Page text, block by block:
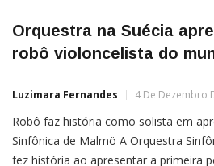
Orquestra na Suécia
robô violoncelista do
Luzimara Fernandes 4 De Dezembro
Robô faz história como solista em
Sinfônica de Malmö A Orquestra
fez história ao apresentar a primeira